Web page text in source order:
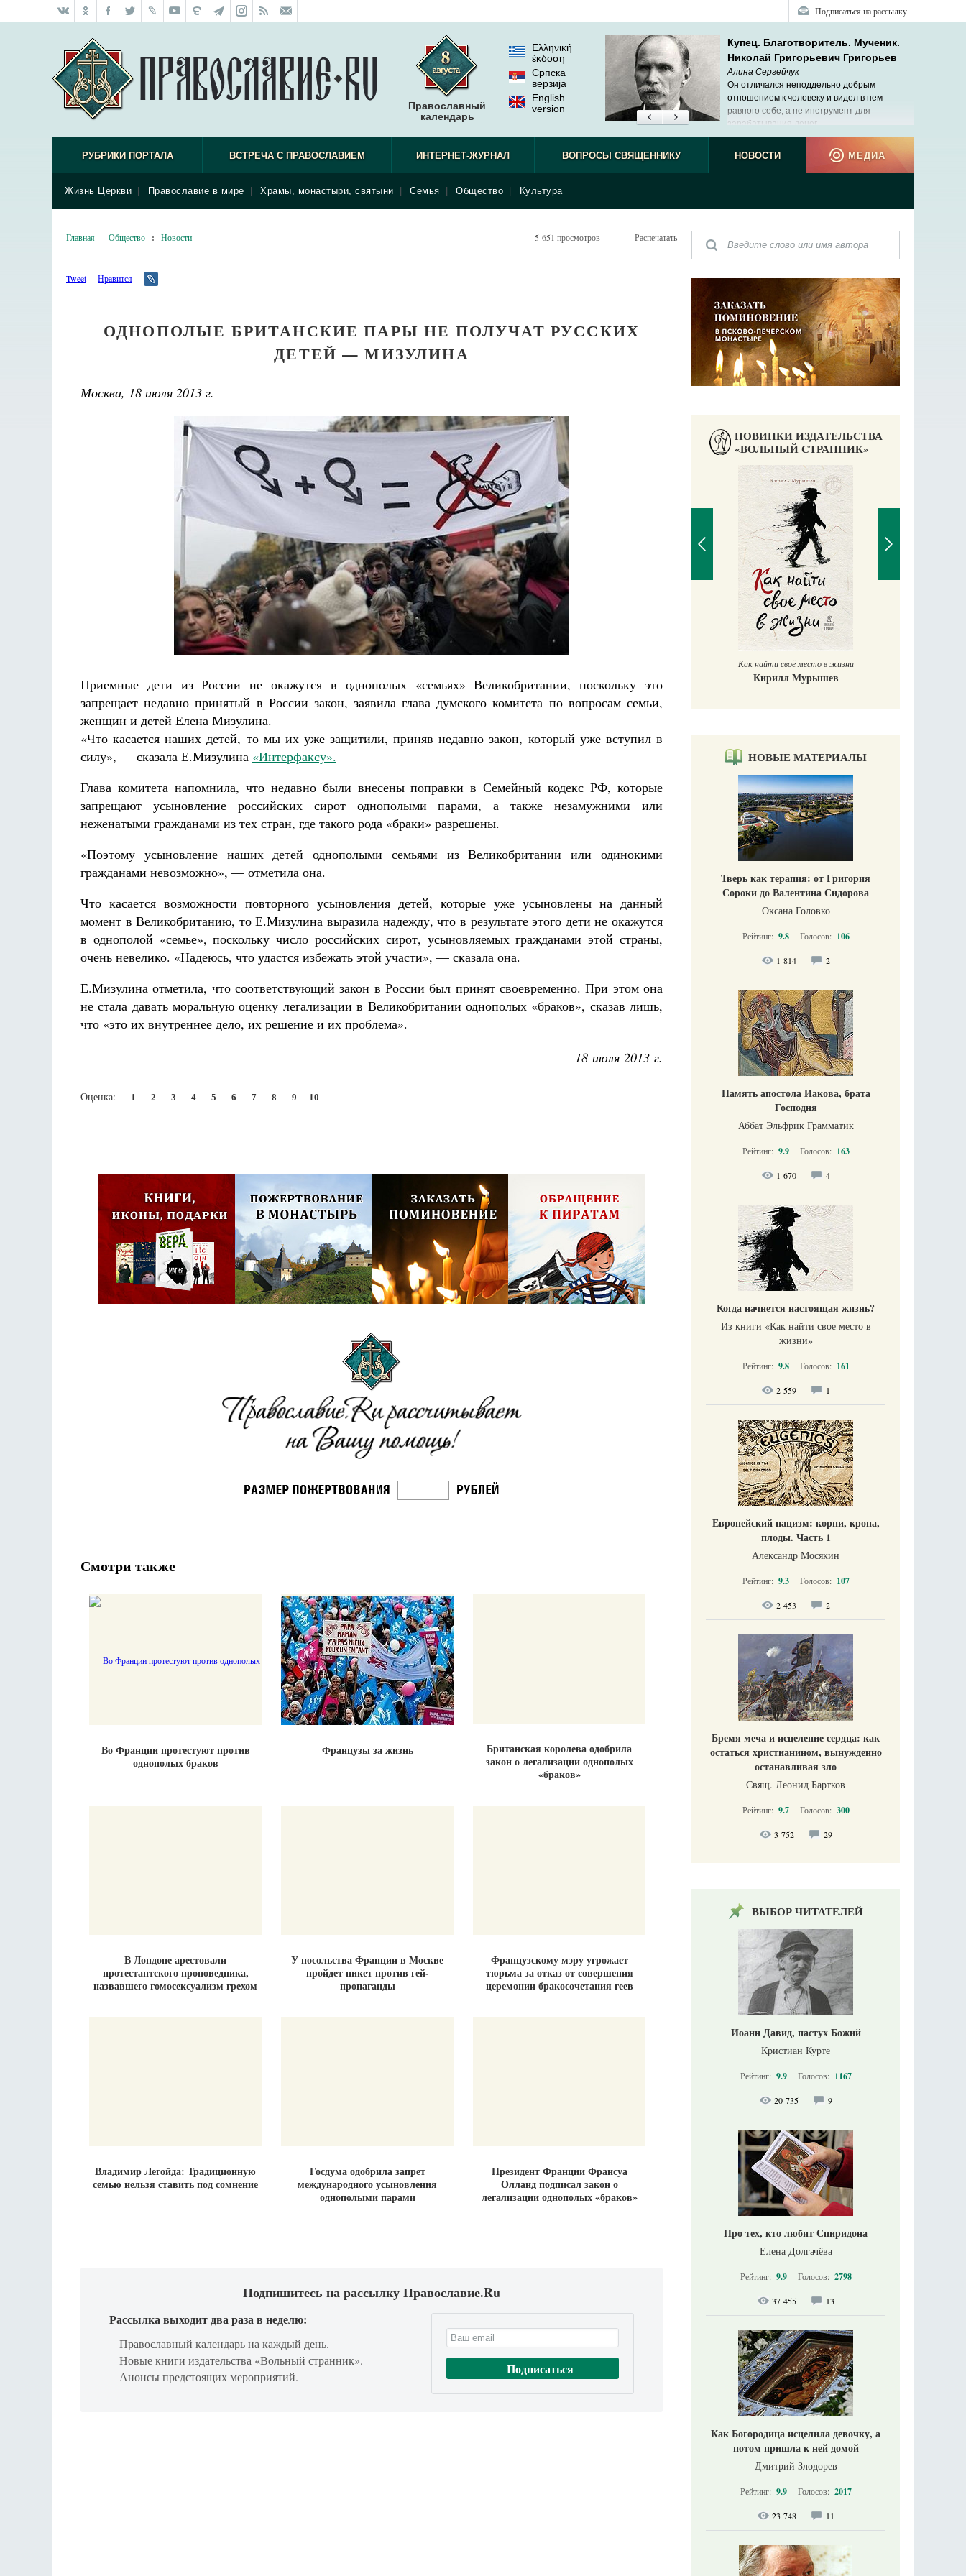
Подписаться на рассылку
Православный
календарь
Ελληνική
έκδοση
Српска
верзиjа
English
version
Купец. Благотворитель. Мученик.
Николай Григорьевич Григорьев
Алина Сергейчук
Он отличался неподдельно добрым
отношением к человеку и видел в нем
равного себе, а не инструмент для
зарабатывания денег.
РУБРИКИ ПОРТАЛА ВСТРЕЧА С ПРАВОСЛАВИЕМ ИНТЕРНЕТ-ЖУРНАЛ ВОПРОСЫ СВЯЩЕННИКУ НОВОСТИ
Жизнь Церкви Православие в мире Храмы, монастыри, святыни Семья Общество Культура
МЕДИА
Главная Общество : Новости 5 651 просмотров Распечатать
Tweet Нравится
ОДНОПОЛЫЕ БРИТАНСКИЕ ПАРЫ НЕ ПОЛУЧАТ РУССКИХ
ДЕТЕЙ — МИЗУЛИНА
Москва, 18 июля 2013 г.
Приемные дети из России не окажутся в однополых «семьях» Великобритании, поскольку это
запрещает недавно принятый в России закон, заявила глава думского комитета по вопросам семьи,
женщин и детей Елена Мизулина.
«Что касается наших детей, то мы их уже защитили, приняв недавно закон, который уже вступил в
силу», — сказала Е.Мизулина «Интерфаксу».
Глава комитета напомнила, что недавно были внесены поправки в Семейный кодекс РФ, которые
запрещают усыновление российских сирот однополыми парами, а также незамужними или
неженатыми гражданами из тех стран, где такого рода «браки» разрешены.
«Поэтому усыновление наших детей однополыми семьями из Великобритании или одинокими
гражданами невозможно», — отметила она.
Что касается возможности повторного усыновления детей, которые уже усыновлены на данный
момент в Великобританию, то Е.Мизулина выразила надежду, что в результате этого дети не окажутся
в однополой «семье», поскольку число российских сирот, усыновляемых гражданами этой страны,
очень невелико. «Надеюсь, что удастся избежать этой участи», — сказала она.
Е.Мизулина отметила, что соответствующий закон в России был принят своевременно. При этом она
не стала давать моральную оценку легализации в Великобритании однополых «браков», сказав лишь,
что «это их внутреннее дело, их решение и их проблема».
18 июля 2013 г.
Оценка: 1 2 3 4 5 6 7 8 9 10
Смотри также
Во Франции протестуют против
однополых браков
Французы за жизнь
Британская королева одобрила
закон о легализации однополых
«браков»
В Лондоне арестовали
протестантского проповедника,
назвавшего гомосексуализм грехом
У посольства Франции в Москве
пройдет пикет против гей-
пропаганды
Французскому мэру угрожает
тюрьма за отказ от совершения
церемонии бракосочетания геев
Владимир Легойда: Традиционную
семью нельзя ставить под сомнение
Госдума одобрила запрет
международного усыновления
однополыми парами
Президент Франции Франсуа
Олланд подписал закон о
легализации однополых «браков»
Подпишитесь на рассылку Православие.Ru
Рассылка выходит два раза в неделю:
Православный календарь на каждый день.
Новые книги издательства «Вольный странник».
Анонсы предстоящих мероприятий.
НОВИНКИ ИЗДАТЕЛЬСТВА
«ВОЛЬНЫЙ СТРАННИК»
Как найти своё место в жизни
Кирилл Мурышев
НОВЫЕ МАТЕРИАЛЫ
Тверь как терапия: от Григория
Сороки до Валентина Сидорова
Оксана Головко
Рейтинг: 9.8 Голосов: 106
1 814 2
Память апостола Иакова, брата
Господня
Аббат Эльфрик Грамматик
Рейтинг: 9.9 Голосов: 163
1 670 4
Когда начнется настоящая жизнь?
Из книги «Как найти свое место в
жизни​»
Рейтинг: 9.8 Голосов: 161
2 559 1
Европейский нацизм: корни, крона,
плоды. Часть 1
Александр Мосякин
Рейтинг: 9.3 Голосов: 107
2 453 2
Бремя меча и исцеление сердца: как
остаться христианином, вынужденно
останавливая зло
Свящ. Леонид Бартков
Рейтинг: 9.7 Голосов: 300
3 752 29
ВЫБОР ЧИТАТЕЛЕЙ
Иоанн Давид, пастух Божий
Кристиан Курте
Рейтинг: 9.9 Голосов: 1167
20 735 9
Про тех, кто любит Спиридона
Елена Долгачёва
Рейтинг: 9.9 Голосов: 2798
37 455 13
Как Богородица исцелила девочку, а
потом пришла к ней домой
Дмитрий Злодорев
Рейтинг: 9.9 Голосов: 2017
23 748 11